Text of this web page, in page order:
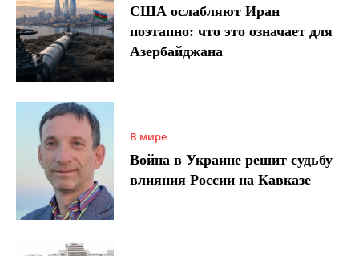
США ослабляют Иран
поэтапно: что это означает для
Азербайджана
В мире
Война в Украине решит судьбу
влияния России на Кавказе